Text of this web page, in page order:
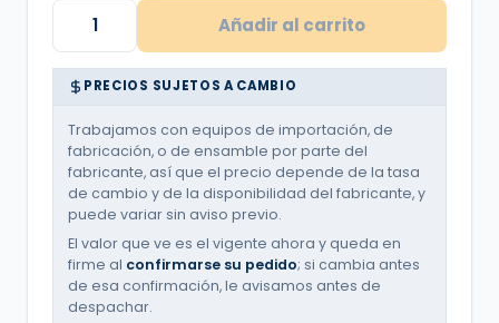
Tablero
Arranque
Directo
|
Aguas
Eyectoras
Tres
bombas
1,5
Hp
220
Vac
Añadir al carrito
PRECIOS SUJETOS A CAMBIO
Trabajamos con equipos de importación, de
fabricación, o de ensamble por parte del
fabricante, así que el precio depende de la tasa
de cambio y de la disponibilidad del fabricante, y
puede variar sin aviso previo.
El valor que ve es el vigente ahora y queda en
firme al confirmarse su pedido; si cambia antes
de esa confirmación, le avisamos antes de
despachar.